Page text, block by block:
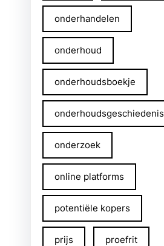
onderhandelen
onderhoud
onderhoudsboekje
onderhoudsgeschiedenis
onderzoek
online platforms
potentiële kopers
prijs proefrit